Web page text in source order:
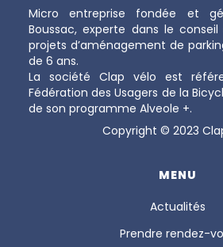
Micro entreprise fondée et
Boussac, experte dans le
projets d’aménagement de
de 6 ans.
La société Clap vélo est
Fédération des Usagers de la
de son programme Alveole +.
Copyright © 2023
MENU
Actualités
Prendre rendez-